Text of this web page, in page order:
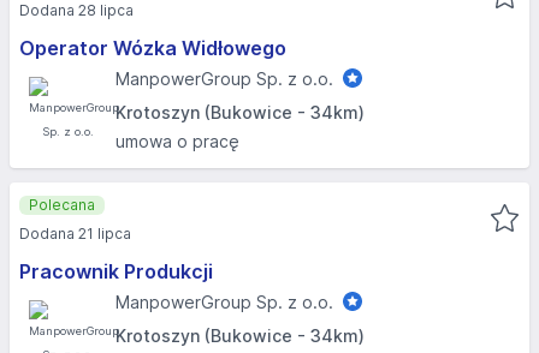
Operator Wózka Widłowego
ManpowerGroup Sp. z o.o.
Krotoszyn (Bukowice - 34km)
umowa o pracę
Dodana 28 lipca
Pracownik Produkcji
ManpowerGroup Sp. z o.o.
Krotoszyn (Bukowice - 34km)
Polecana
Dodana 21 lipca